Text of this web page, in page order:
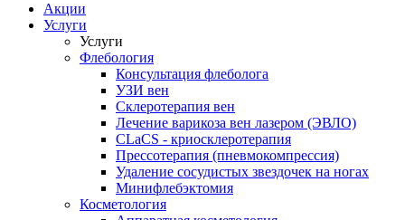
Акции
Услуги
Услуги
Флебология
Консультация флеболога
УЗИ вен
Склеротерапия вен
Лечение варикоза вен лазером (ЭВЛО)
CLaCS - криосклеротерапия
Прессотерапия (пневмокомпрессия)
Удаление сосудистых звездочек на ногах
Минифлебэктомия
Косметология